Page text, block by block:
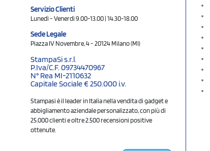
Servizio Clienti
Lunedì - Venerdì 9.00-13.00 | 14.30-18.00
Sede Legale
Piazza IV Novembre, 4 - 20124 Milano (MI)
StampaSi s.r.l.
P.Iva/C.F. 09734470967
N° Rea MI-2110632
Capitale Sociale € 250.000 i.v.
Stampasi è il leader in Italia nella vendita di gadget e
abbigliamento aziendale personalizzato, con più di
25.000 clienti e oltre 2.500 recensioni positive
ottenute.